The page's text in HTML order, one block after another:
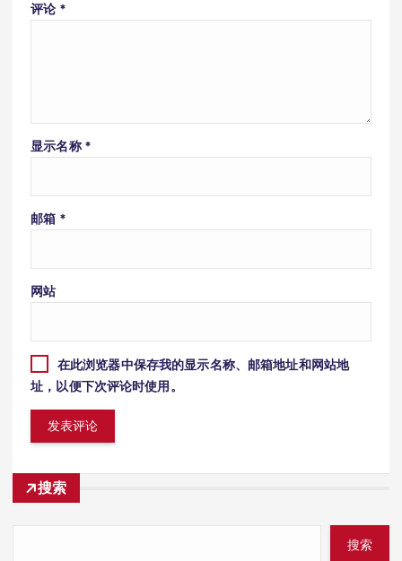
评论 *
显示名称 *
邮箱 *
网站
在此浏览器中保存我的显示名称、邮箱地址和网站地
址，以便下次评论时使用。
搜索
搜索